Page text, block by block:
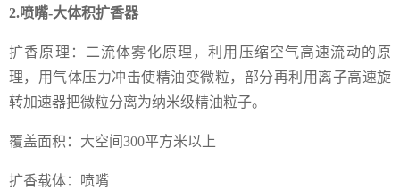
2.喷嘴-大体积扩香器
扩香原理：二流体雾化原理，利用压缩空气高速流动的原
理，用气体压力冲击使精油变微粒，部分再利用离子高速旋
转加速器把微粒分离为纳米级精油粒子。
覆盖面积：大空间300平方米以上
扩香载体：喷嘴